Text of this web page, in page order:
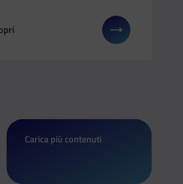
disabilità: live streaming
ti porterà ad avere maggiori dettagli su:
Carica più contenuti